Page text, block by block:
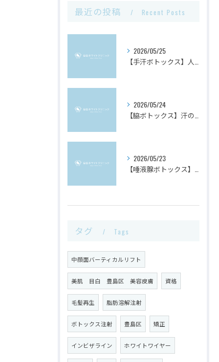
最近の投稿 Recent Posts
2026/05/25
2026/05/24
2026/05/23
タグ Tags
中顔面バーティカルリフト
美肌 目白 豊島区 美容皮膚 資格
毛髪再生 脂肪溶解注射
ボトックス注射 豊島区 矯正
インビザライン ホワイトワイヤー